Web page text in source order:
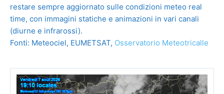
restare sempre aggiornato sulle condizioni meteo real
time, con immagini statiche e animazioni in vari canali
(diurne e infrarossi).
Fonti: Meteociel, EUMETSAT, Osservatorio Meteotricalle